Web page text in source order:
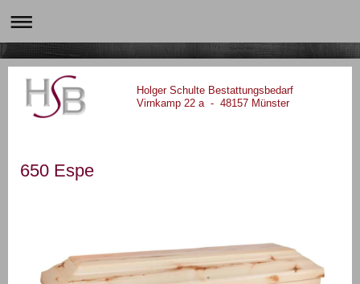
Holger Schulte Bestattungsbedarf
Virnkamp 22 a - 48157 Münster
650 Espe